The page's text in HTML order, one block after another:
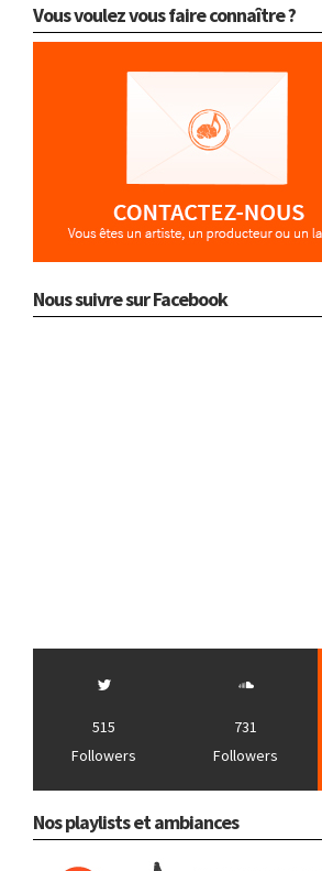
Vous voulez vous faire connaître ?
Nous suivre sur Facebook
515
Followers
731
Followers
Nos playlists et ambiances